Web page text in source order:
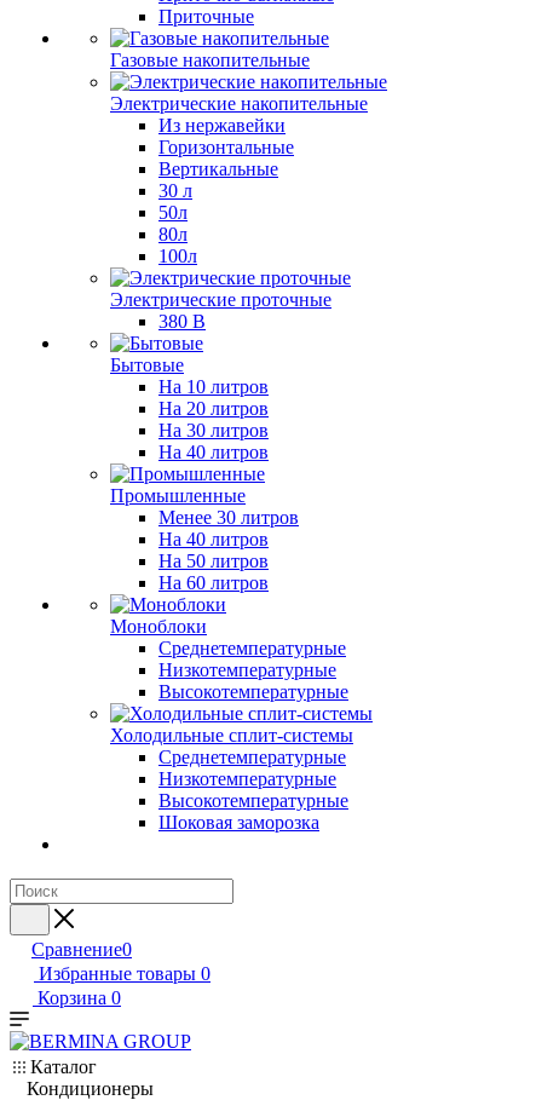
Приточные
Газовые накопительные
Электрические накопительные
Из нержавейки
Горизонтальные
Вертикальные
30 л
50л
80л
100л
Электрические проточные
380 В
Бытовые
На 10 литров
На 20 литров
На 30 литров
На 40 литров
Промышленные
Менее 30 литров
На 40 литров
На 50 литров
На 60 литров
Моноблоки
Среднетемпературные
Низкотемпературные
Высокотемпературные
Холодильные сплит-системы
Среднетемпературные
Низкотемпературные
Высокотемпературные
Шоковая заморозка
Сравнение0
Избранные товары 0
Корзина 0
Каталог
Кондиционеры